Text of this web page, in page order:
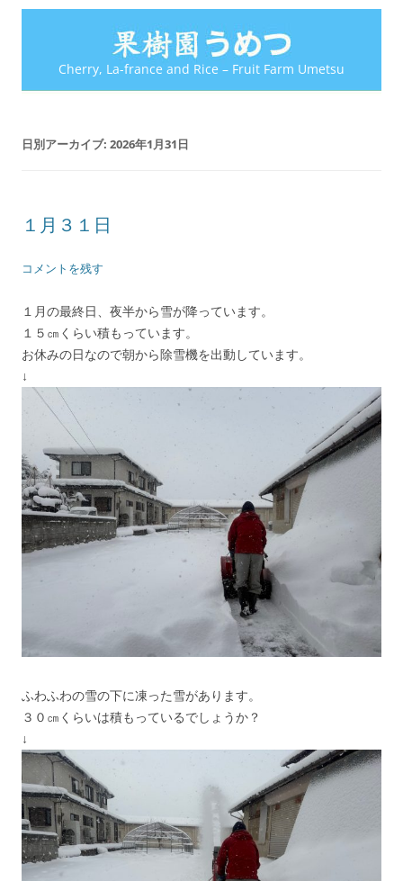
Cherry, La-france and Rice – Fruit Farm Umetsu
日別アーカイブ: 2026年1月31日
１月３１日
コメントを残す
１月の最終日、夜半から雪が降っています。
１５㎝くらい積もっています。
お休みの日なので朝から除雪機を出動しています。
↓
ふわふわの雪の下に凍った雪があります。
３０㎝くらいは積もっているでしょうか？
↓